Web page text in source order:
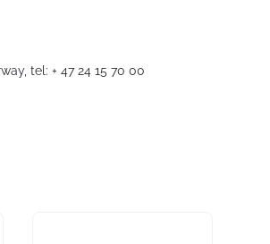
tel: + 47 24 15 70 00